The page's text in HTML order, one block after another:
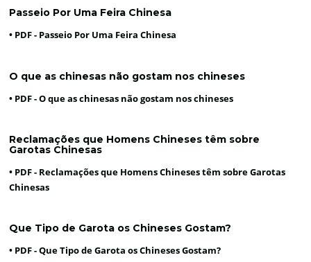
Passeio Por Uma Feira Chinesa
• PDF - Passeio Por Uma Feira Chinesa
O que as chinesas não gostam nos chineses
• PDF -O que as chinesas não gostam nos chineses
Reclamações que Homens Chineses têm sobre
Garotas Chinesas
• PDF - Reclamações que Homens Chineses têm sobre Garotas
Chinesas
Que Tipo de Garota os Chineses Gostam?
• PDF -Que Tipo de Garota os Chineses Gostam?